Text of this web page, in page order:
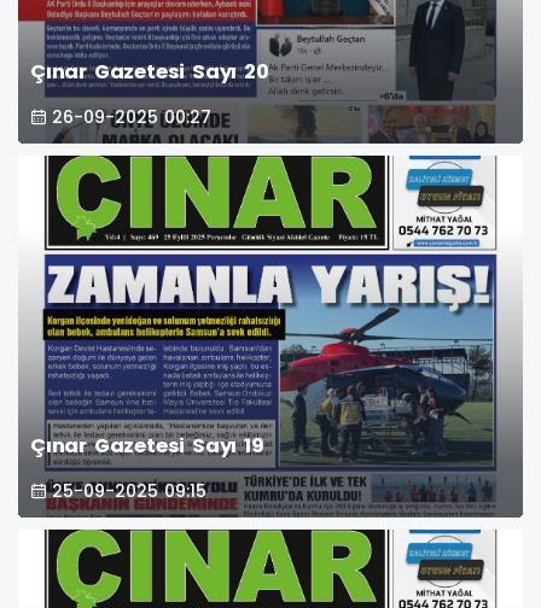
Çınar Gazetesi Sayı 20
26-09-2025 00:27
Çınar Gazetesi Sayı 19
25-09-2025 09:15